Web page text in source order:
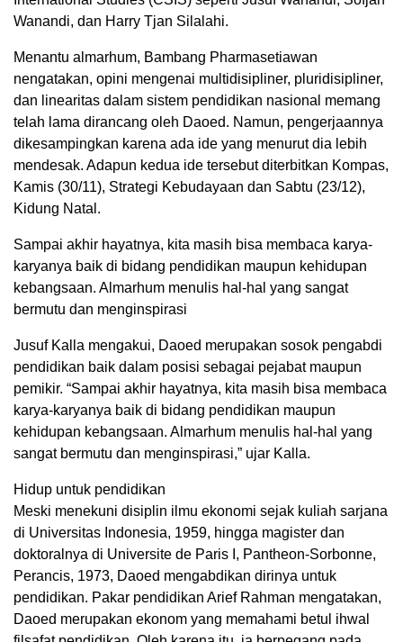
Wanandi, dan Harry Tjan Silalahi.
Menantu almarhum, Bambang Pharmasetiawan
nengatakan, opini mengenai multidisipliner, pluridisipliner,
dan linearitas dalam sistem pendidikan nasional memang
telah lama dirancang oleh Daoed. Namun, pengerjaannya
dikesampingkan karena ada ide yang menurut dia lebih
mendesak. Adapun kedua ide tersebut diterbitkan Kompas,
Kamis (30/11), Strategi Kebudayaan dan Sabtu (23/12),
Kidung Natal.
Sampai akhir hayatnya, kita masih bisa membaca karya-
karyanya baik di bidang pendidikan maupun kehidupan
kebangsaan. Almarhum menulis hal-hal yang sangat
bermutu dan menginspirasi
Jusuf Kalla mengakui, Daoed merupakan sosok pengabdi
pendidikan baik dalam posisi sebagai pejabat maupun
pemikir. “Sampai akhir hayatnya, kita masih bisa membaca
karya-karyanya baik di bidang pendidikan maupun
kehidupan kebangsaan. Almarhum menulis hal-hal yang
sangat bermutu dan menginspirasi,” ujar Kalla.
Hidup untuk pendidikan
Meski menekuni disiplin ilmu ekonomi sejak kuliah sarjana
di Universitas Indonesia, 1959, hingga magister dan
doktoralnya di Universite de Paris I, Pantheon-Sorbonne,
Perancis, 1973, Daoed mengabdikan dirinya untuk
pendidikan. Pakar pendidikan Arief Rahman mengatakan,
Daoed merupakan ekonom yang memahami betul ihwal